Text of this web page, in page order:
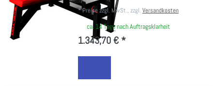
*Preise zzgl. MwSt., zzgl. Versandkosten
ca. 14 Tage nach Auftragsklarheit
1.343,70 € *